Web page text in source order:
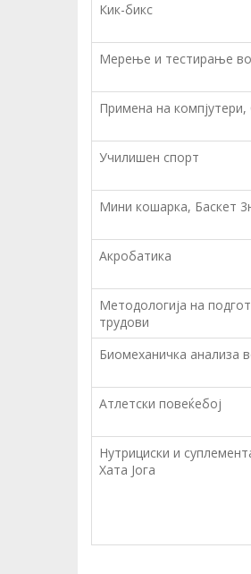
Кик-бикс
Мерење и тестирање
Примена на компјутери,
Училишен спорт
Мини кошарка, Баскет
Акробатика
Методологија на
трудови
Биомеханичка анализа
Атлетски повеќебој
Нутрициски и
Хата Јога